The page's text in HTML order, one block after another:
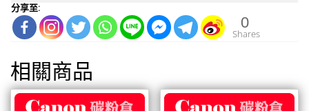
分享至:
0
Shares
相關商品